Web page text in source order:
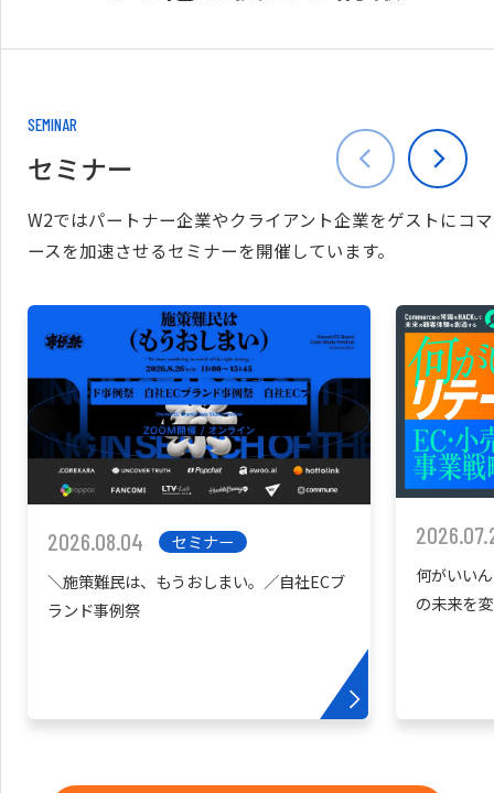
SEMINAR
セミナー
W2ではパートナー企業やクライアント企業をゲストにコマ
ースを加速させるセミナーを開催しています。
2026.08.04
セミナー
＼施策難民は、もうおしまい。／自社ECブ
ランド事例祭
何がいい
の未来を